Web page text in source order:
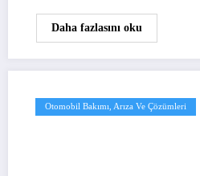
Daha fazlasını oku
Otomobil Bakımı, Arıza Ve Çözümleri